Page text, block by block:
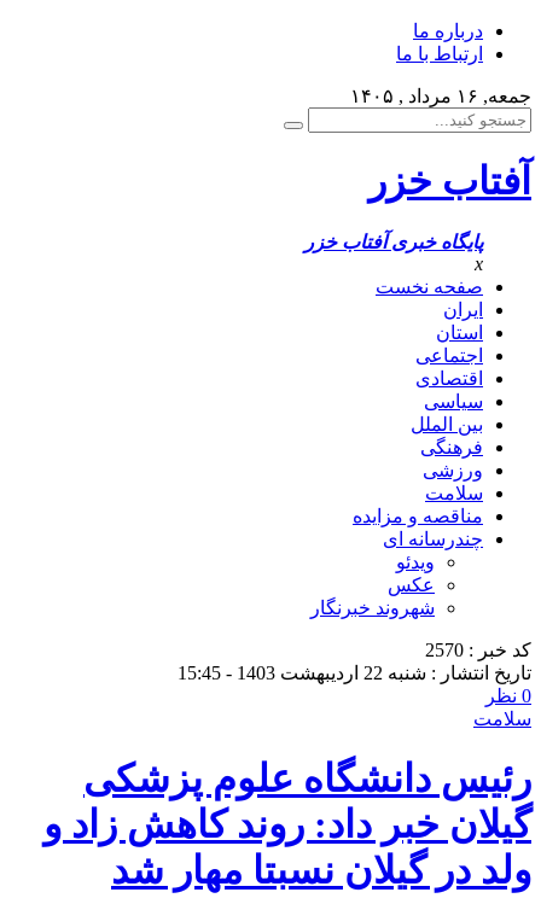
درباره ما
ارتباط با ما
جمعه, ۱۶ مرداد , ۱۴۰۵
آفتاب خزر
پایگاه خبری آفتاب خزر
x
صفحه نخست
ایران
استان
اجتماعی
اقتصادی
سیاسی
بین الملل
فرهنگی
ورزشی
سلامت
مناقصه و مزایده
چندرسانه ای
ویدئو
عکس
شهروند خبرنگار
کد خبر : 2570
تاریخ انتشار : شنبه 22 اردیبهشت 1403 - 15:45
0 نظر
سلامت
رئیس دانشگاه علوم پزشکی
گیلان خبر داد: روند کاهش زاد و
ولد در گیلان نسبتا مهار شد